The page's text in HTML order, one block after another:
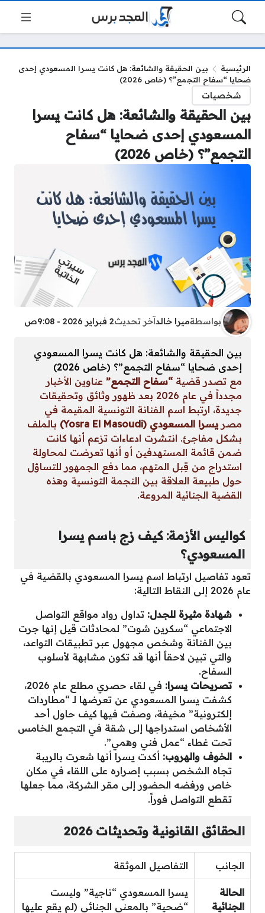
الرئيسية
بين الحقيقة والشائعة: هل كانت يسرا المسعودي إحدى
ضحايا “سفاح التجمع”؟ (خاص 2026)
شخصيات
بين الحقيقة والشائعة: هل كانت يسرا
المسعودي إحدى ضحايا “سفاح
التجمع”؟ (خاص 2026)
بواسطةميرا خالد آخر تحديث2 فبراير 2026 - 9:08ص
بين الحقيقة والشائعة: هل كانت يسرا المسعودي
إحدى ضحايا “سفاح التجمع”؟ (خاص 2026)
مع تصدر قضية “سفاح التجمع” عناوين الأخبار
مجدداً في عام 2026 بعد ظهور وثائق وتحقيقات
جديدة، ارتبط اسم الفنانة التونسية المقيمة في
مصر يسرا المسعودي (Yosra El Masoudi)
بالملف
بشكل مفاجئ. انتشرت ادعاءات تزعم أنها كانت
ضمن قائمة المستهدفين أو أنها تعرضت لمحاولة
استدراج من قِبل المتهم، مما دفع الجمهور للتساؤل
حول طبيعة العلاقة بين النجمة التونسية وهذه
القضية الجنائية المروعة.
كواليس الأزمة: كيف زج باسم يسرا
المسعودي؟
تعود تفاصيل ارتباط اسم يسرا المسعودي بالقضية في
عام 2026 إلى النقاط التالية:
شهادة مثيرة للجدل: تداول رواد مواقع التواصل
الاجتماعي “سكرين شوت” لمحادثات قيل إنها جرت
بين الفنانة وشخص مجهول عبر تطبيقات التواعد،
والتي تبين لاحقاً أنها قد تكون مشابهة لأسلوب
السفاح.
تصريحات يسرا:
في لقاء حصري مطلع عام 2026،
كشفت يسرا المسعودي عن تعرضها لـ “مطاردات
إلكترونية” مخيفة، وصفت فيها كيف حاول أحد
الأشخاص استدراجها إلى شقة في التجمع الخامس
تحت غطاء “عمل فني وهمي”.
الخوف والهروب: أكدت يسرا أنها شعرت بالريبة
تجاه الشخص بسبب إصراره على اللقاء في مكان
خاص ورفضه الحضور إلى مقر الشركة، مما جعلها
تقطع التواصل فوراً.
الحقائق القانونية وتحديثات 2026
الجانب التفاصيل الموثقة
الحالة
الجنائية
يسرا المسعودي “ناجية” وليست
“ضحية” بالمعنى الجنائي (لم يقع عليها